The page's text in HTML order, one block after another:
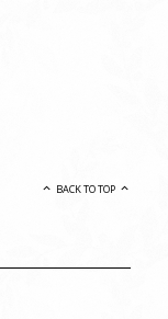
BACK TO TOP